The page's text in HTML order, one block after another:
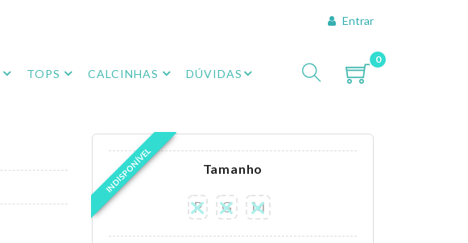
Entrar
TOPS CALCINHAS DÚVIDAS
0
INDISPONÍVEL Tamanho
P G M